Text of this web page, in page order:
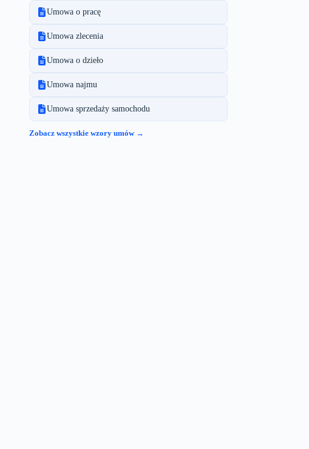
Umowa o pracę
Umowa zlecenia
Umowa o dzieło
Umowa najmu
Umowa sprzedaży samochodu
Zobacz wszystkie wzory umów →